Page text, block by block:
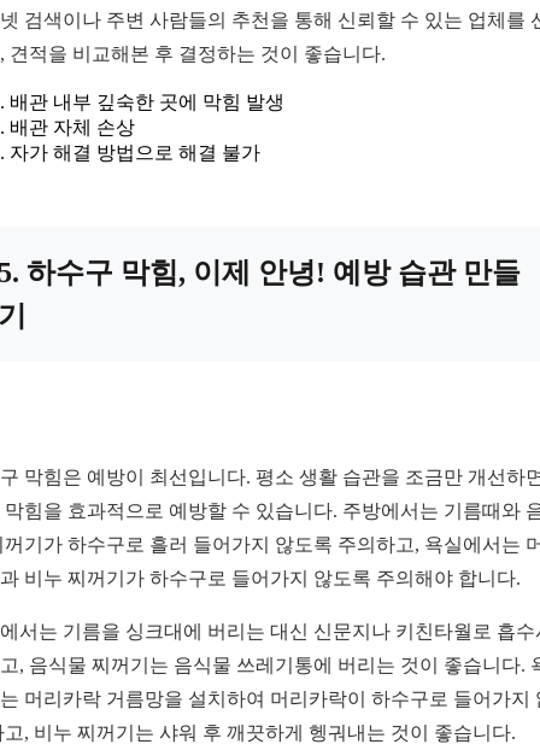
검색이나 주변 사람들의 추천을 통해 신뢰할 수 있는 업체를
견적을 비교해본 후 결정하는 것이 좋습니다.
배관 내부 깊숙한 곳에 막힘 발생
배관 자체 손상
자가 해결 방법으로 해결 불가
하수구 막힘, 이제 안녕! 예방 습관 만들
막힘은 예방이 최선입니다. 평소 생활 습관을 조금만 개선하
막힘을 효과적으로 예방할 수 있습니다. 주방에서는 기름때와
꺼기가 하수구로 흘러 들어가지 않도록 주의하고, 욕실에서는
비누 찌꺼기가 하수구로 들어가지 않도록 주의해야 합니다.
서는 기름을 싱크대에 버리는 대신 신문지나 키친타월로 흡수
, 음식물 찌꺼기는 음식물 쓰레기통에 버리는 것이 좋습니다.
머리카락 거름망을 설치하여 머리카락이 하수구로 들어가지
고, 비누 찌꺼기는 샤워 후 깨끗하게 헹궈내는 것이 좋습니다.